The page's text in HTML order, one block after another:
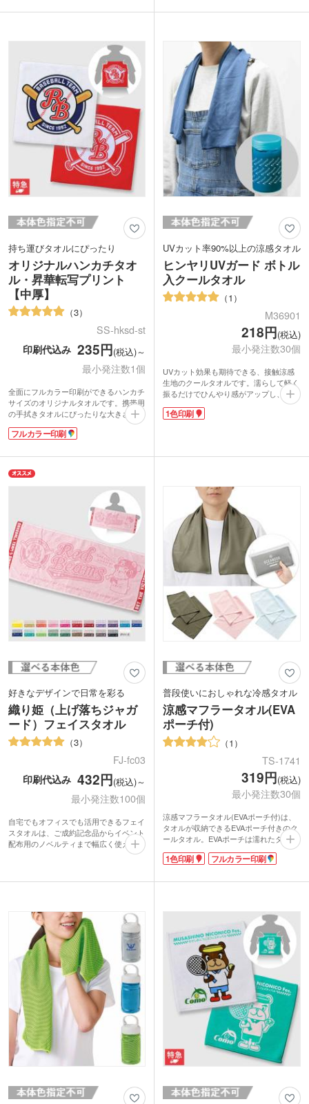
ョップの購入特典やノベルティにも最適
ト。スーツのポケットに入れてもかさば
りません。お子様から大人まで幅広く使
っていただけます。
表面はなめらかさが特徴のラビットタッ
す。表示価格は印刷代込みの格安価格！
フルカラーのデザインも1色のデザイン
も同価格でご対応。1枚からの小ロット
でご注文いただけます。
持ち運びタオルにぴったり
オリジナルハンカチタオ
ル・昇華転写プリント
【中厚】
3
SS-hksd-st
印刷代込み 235円(税込)～
最小発注数1個
全面にフルカラー印刷ができるハンカチ
サイズのオリジナルタオルです。携帯用
の手拭きタオルにぴったりな大きさ。写
真やイラストの細かなデザインが表現で
きるので、集合写真を印刷した卒業記念
かさばりにくい中厚タイプの表面は印刷
が綺麗に仕上がるマイクロファイバー素
材。端までプリント可能です。裏面は吸
水性のあるコットン素材を使用していま
す。表示価格は印刷代込みの格安価格！
フルカラーのデザインも1色のデザイン
も同価格でご案内。1枚からご注文いた
だけます。
フルカラー印刷
UVカット率90%以上の涼感タオル
ヒンヤリUVガード ボトル
入クールタオル
1
M36901
218円(税込)
最小発注数30個
UVカット効果も期待できる、接触涼感
生地のクールタオルです。濡らして軽く
振るだけでひんやり感がアップし、アク
ティブなシーンでの暑さ対策にぴった
り！タオルは首に巻いて使いやすいサイ
運びやすいです。
来場者向けノベルティやスポーツ大会の
参加賞などにおすすめです。
1色印刷
好きなデザインで日常を彩る
織り姫（上げ落ちジャガ
ード）フェイスタオル
3
FJ-fc03
印刷代込み 432円(税込)～
最小発注数100個
自宅でもオフィスでも活用できるフェイ
スタオルは、ご成約記念品からイベント
配布用のノベルティまで幅広く使えま
す。「上げ落ちジャガード織り」と呼ば
に優しい触り心地です。
色落ちの心配がないので、企業名やロゴ
を名入れすれば販促効果が長続き!生活
に馴染むサイズ感のオリジナルデザイン
タオルが製作できます。インパクトのあ
る大きめな名入れデザインがおすすめで
す。
普段使いにおしゃれな冷感タオル
涼感マフラータオル(EVA
ポーチ付)
1
TS-1741
319円(税込)
最小発注数30個
涼感マフラータオル(EVAポーチ付)は、
タオルが収納できるEVAポーチ付きのク
ールタオル。EVAポーチは濡れたタオル
を収納することができ、持ち運びに便
利。涼感マフラータオルは気化熱作用で
するクールアイテムです。使い方は水に
カラーとタオルの質感が特徴です。
ポーチに1色印刷かフルカラー印刷、タ
オルは1色印刷が可能。すぐに使えるク
ールアイテムは、夏フェスやスポーツ観
戦におすすめです!
1色印刷 フルカラー印刷